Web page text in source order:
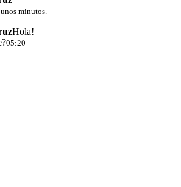
minutos.
Hola!
05:20